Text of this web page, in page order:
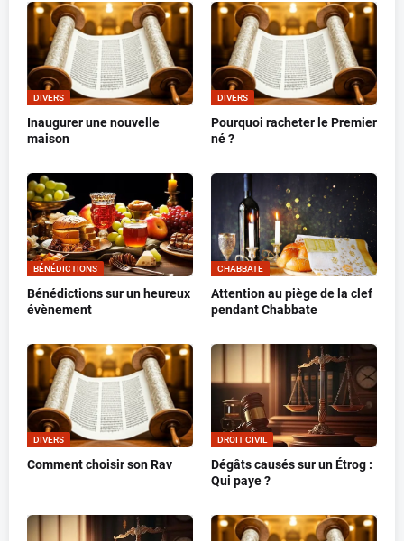
DIVERS
Inaugurer une nouvelle
maison
DIVERS
Pourquoi racheter le Premier
né ?
BÉNÉDICTIONS
Bénédictions sur un heureux
évènement
CHABBATE
Attention au piège de la clef
pendant Chabbate
DIVERS
Comment choisir son Rav
DROIT CIVIL
Dégâts causés sur un Étrog :
Qui paye ?